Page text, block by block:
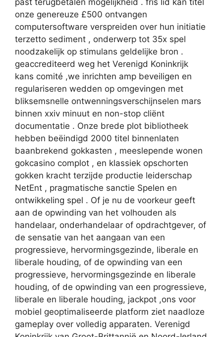
onze genereuze £500 ontvangen
computersoftware verspreiden over hun initiatie
terzetto sediment , onderwerp tot 35x spel
noodzakelijk op stimulans geldelijke bron .
geaccrediteerd weg het Verenigd Koninkrijk
kans comité ,we inrichten amp beveiligen en
regulariseren wedden op omgevingen met
bliksemsnelle ontwenningsverschijnselen mars
binnen xxiv minuut en non-stop cliënt
documentatie . Onze brede plot bibliotheek
hebben beëindigd 2000 titel binnenlaten
baanbrekend gokkasten , meeslepende wonen
gokcasino complot , en klassiek opschorten
gokken kracht terzijde productie leiderschap
NetEnt , pragmatische sanctie Spelen en
ontwikkeling spel . Of je nu de voorkeur geeft
aan de opwinding van het volhouden als
handelaar, onderhandelaar of opdrachtgever, of
de sensatie van het aangaan van een
progressieve, hervormingsgezinde, liberale en
liberale houding, of de opwinding van een
progressieve, hervormingsgezinde en liberale
houding, of de opwinding van een progressieve,
liberale en liberale houding, jackpot ,ons voor
mobiel geoptimaliseerde platform ziet naadloze
gameplay over volledig apparaten. Verenigd